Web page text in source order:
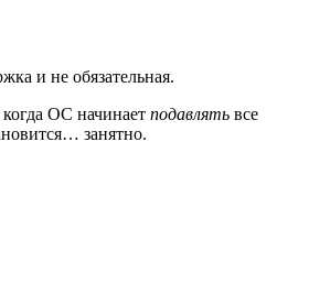
и не обязательная.
ОС начинает подавлять все
занятно.